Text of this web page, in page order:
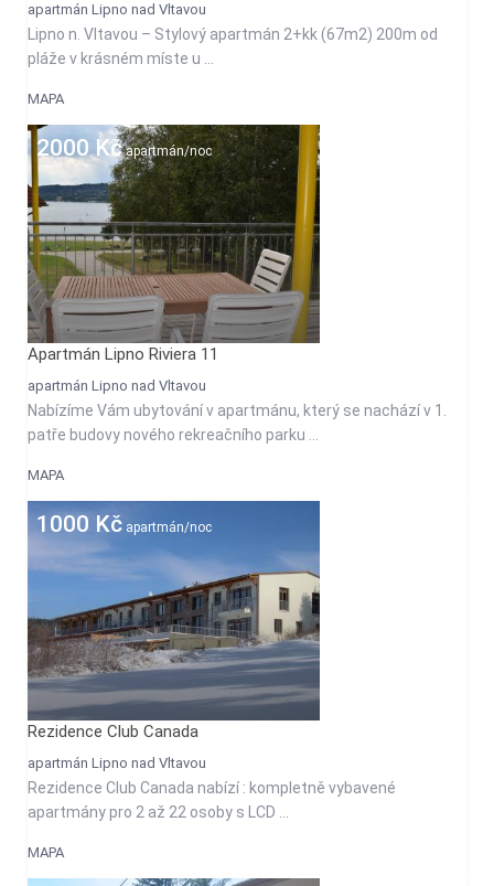
apartmán Lipno nad Vltavou
Lipno n. Vltavou – Stylový apartmán 2+kk (67m2) 200m od
pláže v krásném míste u ...
MAPA
2000 Kčapartmán/noc
Apartmán Lipno Riviera 11
apartmán Lipno nad Vltavou
Nabízíme Vám ubytování v apartmánu, který se nachází v 1.
patře budovy nového rekreačního parku ...
MAPA
1000 Kčapartmán/noc
Rezidence Club Canada
apartmán Lipno nad Vltavou
Rezidence Club Canada nabízí : kompletně vybavené
apartmány pro 2 až 22 osoby s LCD ...
MAPA